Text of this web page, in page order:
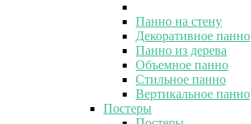
Панно на стену
Декоративное панно
Панно из дерева
Объемное панно
Стильное панно
Вертикальное панно
Постеры